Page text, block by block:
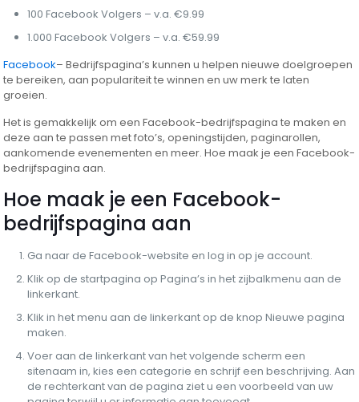
100 Facebook Volgers – v.a. €9.99
1.000 Facebook Volgers – v.a. €59.99
Facebook– Bedrijfspagina’s kunnen u helpen nieuwe doelgroepen
te bereiken, aan populariteit te winnen en uw merk te laten
groeien.
Het is gemakkelijk om een ​​Facebook-bedrijfspagina te maken en
deze aan te passen met foto’s, openingstijden, paginarollen,
aankomende evenementen en meer. Hoe maak je een Facebook-
bedrijfspagina aan.
Hoe maak je een Facebook-
bedrijfspagina aan
Ga naar de Facebook-website en log in op je account.
Klik op de startpagina op Pagina’s in het zijbalkmenu aan de
linkerkant.
Klik in het menu aan de linkerkant op de knop Nieuwe pagina
maken.
Voer aan de linkerkant van het volgende scherm een ​​
sitenaam in, kies een categorie en schrijf een beschrijving. Aan
de rechterkant van de pagina ziet u een voorbeeld van uw